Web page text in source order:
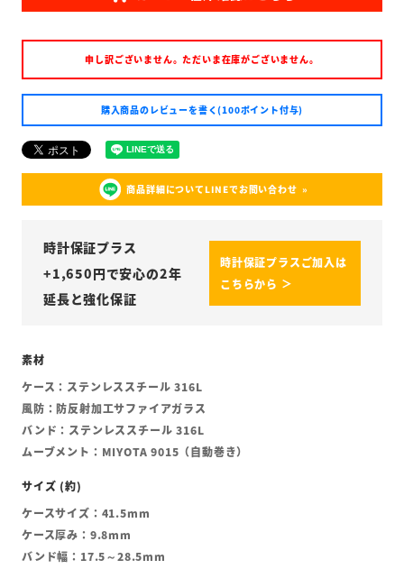
申し訳ございません。ただいま在庫がございません。
購入商品のレビューを書く(100ポイント付与)
商品詳細についてLINEでお問い合わせ
時計保証プラス
+1,650円で安心の2年
延長と強化保証
時計保証プラスご加入は
こちらから ＞
ケース：ステンレススチール 316L
風防：防反射加工サファイアガラス
バンド：ステンレススチール 316L
ムーブメント：MIYOTA 9015（自動巻き）
ケースサイズ：41.5mm
ケース厚み：9.8mm
バンド幅：17.5～28.5mm